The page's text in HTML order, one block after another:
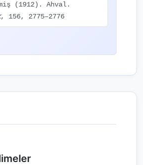
(1912). Ahval.
, 156, 2775–2776